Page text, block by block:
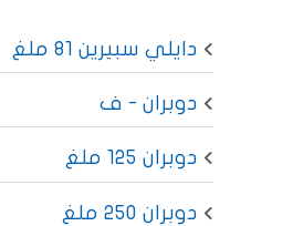
دايلي سبيرين 81 ملغ
دوبران - ف
دوبران 125 ملغ
دوبران 250 ملغ